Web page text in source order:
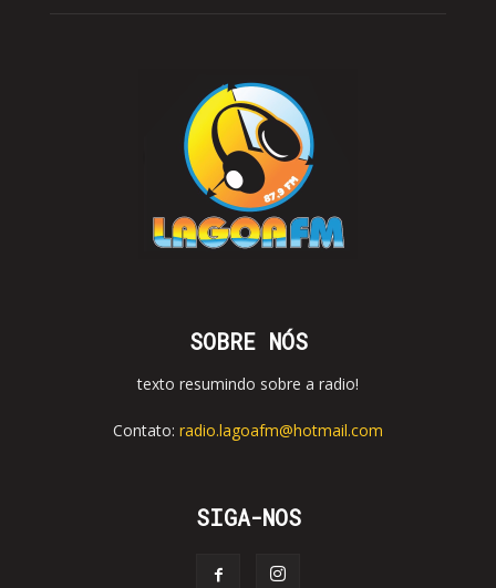
SOBRE NÓS
texto resumindo sobre a radio!
Contato: radio.lagoafm@hotmail.com
SIGA-NOS